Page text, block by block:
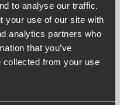
to analyse our traffic.
your use of our site with
analytics partners who
that you’ve
collected from your use
dank des
in den
ist. Während des
sicher in der
und befestigt.